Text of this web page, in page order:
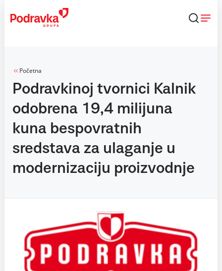
content
Početna
Podravkinoj tvornici Kalnik
odobrena 19,4 milijuna
kuna bespovratnih
sredstava za ulaganje u
modernizaciju proizvodnje